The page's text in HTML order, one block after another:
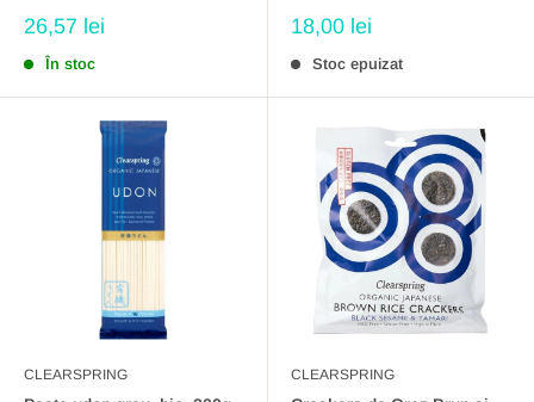
Preț
26,57 lei
În stoc
Preț
18,00 lei
Stoc epuizat
CLEARSPRING CLEARSPRING